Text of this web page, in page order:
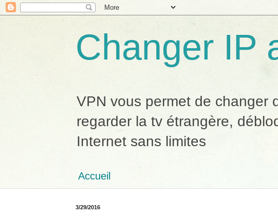
Changer IP
VPN vous permet de changer
regarder la tv étrangère,
Internet sans limites
Accueil
3/29/2016